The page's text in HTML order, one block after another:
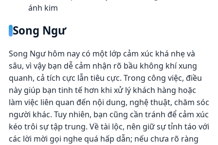
ánh kim
Song Ngư
Song Ngư hôm nay có một lớp cảm xúc khá nhẹ và
sâu, vì vậy bạn dễ cảm nhận rõ bầu không khí xung
quanh, cả tích cực lẫn tiêu cực. Trong công việc, điều
này giúp bạn tinh tế hơn khi xử lý khách hàng hoặc
làm việc liên quan đến nội dung, nghệ thuật, chăm sóc
người khác. Tuy nhiên, bạn cũng cần tránh để cảm xúc
kéo trôi sự tập trung. Về tài lộc, nên giữ sự tỉnh táo với
các lời mời gọi nghe quá hấp dẫn; nếu chưa rõ ràng